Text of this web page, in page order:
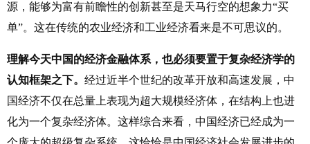
源，能够为富有前瞻性的创新甚至是天马行空的想象力“买
单”。这在传统的农业经济和工业经济看来是不可思议的。
理解今天中国的经济金融体系，也必须要置于复杂经济学的
认知框架之下。 经过近半个世纪的改革开放和高速发展，中
国经济不仅在总量上表现为超大规模经济体，在结构上也进
化为一个复杂经济体。这样综合来看，中国经济已经成为一